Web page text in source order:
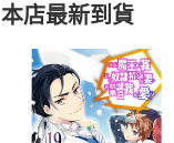
本店最新到貨